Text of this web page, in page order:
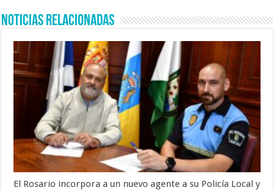
Noticias Relacionadas
El Rosario incorpora a un nuevo agente a su Policía Local y